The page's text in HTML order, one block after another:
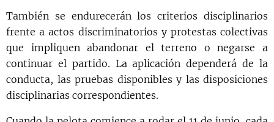
También se endurecerán los criterios disciplinarios
frente a actos discriminatorios y protestas colectivas
que impliquen abandonar el terreno o negarse a
continuar el partido. La aplicación dependerá de la
conducta, las pruebas disponibles y las disposiciones
disciplinarias correspondientes.